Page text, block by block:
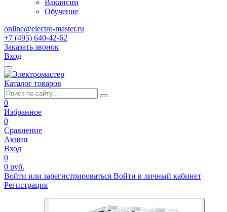
Вакансии
Обучение
online@electro-master.ru
+7 (495) 640-42-62
Заказать звонок
Вход
Каталог товаров
0
Избранное
0
Сравнение
Акции
Вход
0
0 руб.
Войти или зарегистрироваться Войти в личный кабинет
Регистрация